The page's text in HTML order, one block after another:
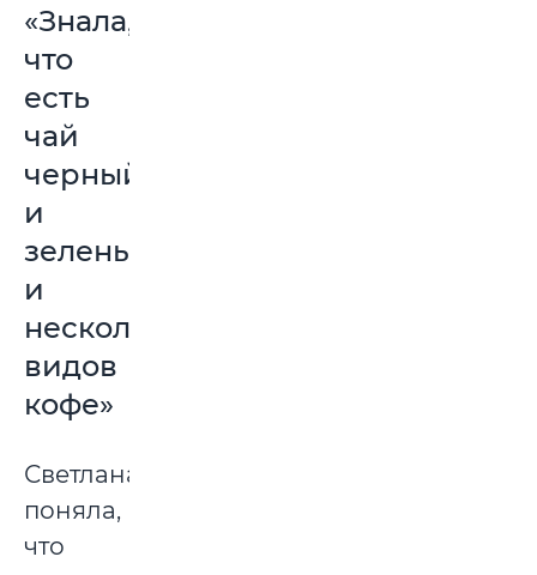
«Знала,
что
есть
чай
черный
и
зеленый
и
несколько
видов
кофе»
Светлана
поняла,
что